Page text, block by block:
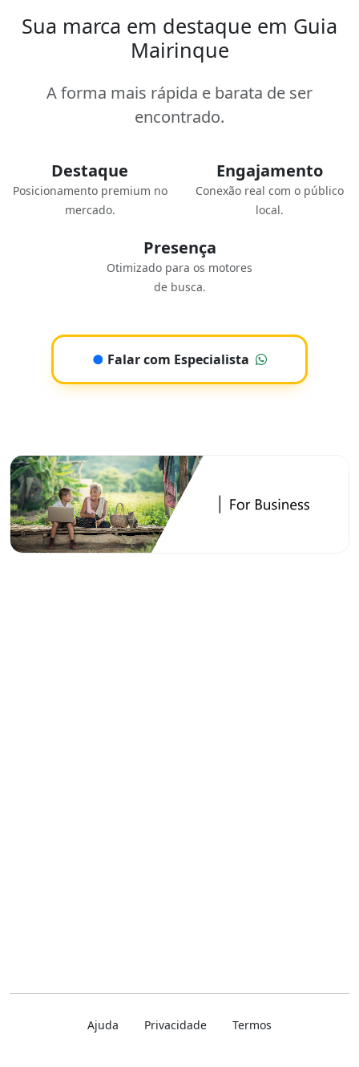
Sua marca em destaque em Guia
Mairinque
A forma mais rápida e barata de ser
encontrado.
Destaque
Posicionamento premium no
mercado.
Engajamento
Conexão real com o público
local.
Presença
Otimizado para os motores
de busca.
● Falar com Especialista
Ajuda Privacidade Termos